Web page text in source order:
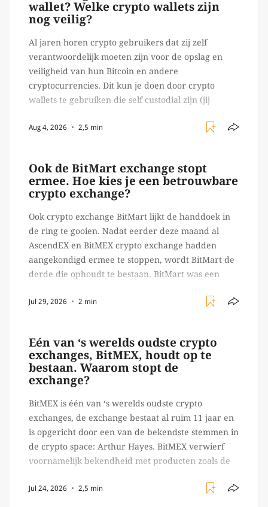
wallet? Welke crypto wallets zijn
nog veilig?
Al jaren horen crypto gebruikers dat zij zelf
verantwoordelijk moeten zijn voor de opslag en
veiligheid van hun Bitcoin en andere
cryptocurrencies. Dit kun je doen door crypto
wallets te gebruiken die self custodial zijn (jij
Ledger of Trezor bijvoorbeeld. Echter, op 29 juli
Aug 4, 2026 2,5 min
Ook de BitMart exchange stopt
ermee. Hoe kies je een betrouwbare
crypto exchange?
Ook crypto exchange BitMart lijkt de handdoek in
de ring te gooien. Nadat eerder deze maand al
AscendEX en BitMEX crypto exchange hadden
aangekondigd ermee te stoppen, wordt BitMart de
derde die ophoudt te bestaan. BitMart was een
crypto handelaren terecht konden om te handelen
Jul 29, 2026 2 min
Eén van ‘s werelds oudste crypto
exchanges, BitMEX, houdt op te
bestaan. Waarom stopt de
exchange?
BitMEX is één van ‘s werelds oudste crypto
exchanges, de exchange bestaat al ruim 11 jaar en
is opgericht door een van de bekendste stemmen in
de crypto space: Arthur Hayes. BitMEX verwierf
voornamelijk bekendheid met producten zoals de
exchange vooral bekend om het brede aanbod in
Jul 24, 2026 2,5 min